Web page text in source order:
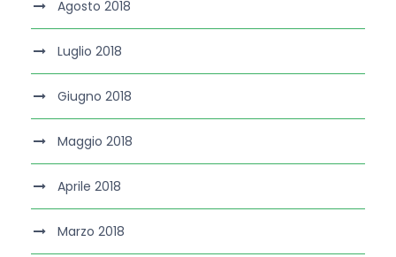
Agosto 2018
Luglio 2018
Giugno 2018
Maggio 2018
Aprile 2018
Marzo 2018